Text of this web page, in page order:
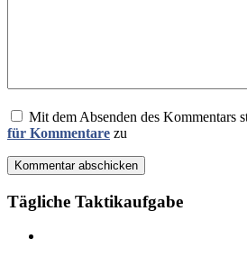
Mit dem Absenden des Kommentars
für Kommentare zu
Kommentar abschicken
Tägliche Taktikaufgabe